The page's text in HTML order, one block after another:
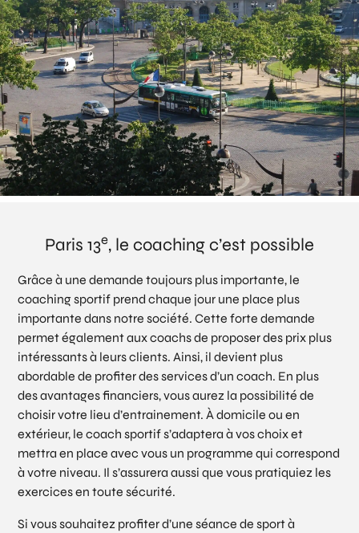
Paris 13e, le coaching c’est possible
Grâce à une demande toujours plus importante, le
coaching sportif prend chaque jour une place plus
importante dans notre société. Cette forte demande
permet également aux coachs de proposer des prix plus
intéressants à leurs clients. Ainsi, il devient plus
abordable de profiter des services d’un coach. En plus
des avantages financiers, vous aurez la possibilité de
choisir votre lieu d’entrainement. À domicile ou en
extérieur, le coach sportif s’adaptera à vos choix et
mettra en place avec vous un programme qui correspond
à votre niveau. Il s’assurera aussi que vous pratiquiez les
exercices en toute sécurité.
Si vous souhaitez profiter d’une séance de sport à